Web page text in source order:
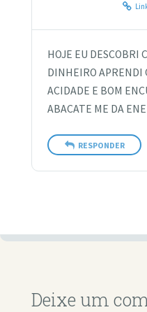
HOJE EU DESCOBRI
DINHEIRO APRENDI
ACIDADE E BOM
ABACATE ME DA
RESPONDER
Deixe um